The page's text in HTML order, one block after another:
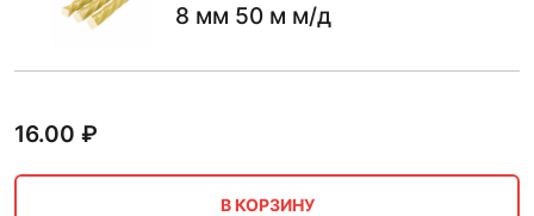
8 мм 50 м м/д
16.00 ₽
В КОРЗИНУ